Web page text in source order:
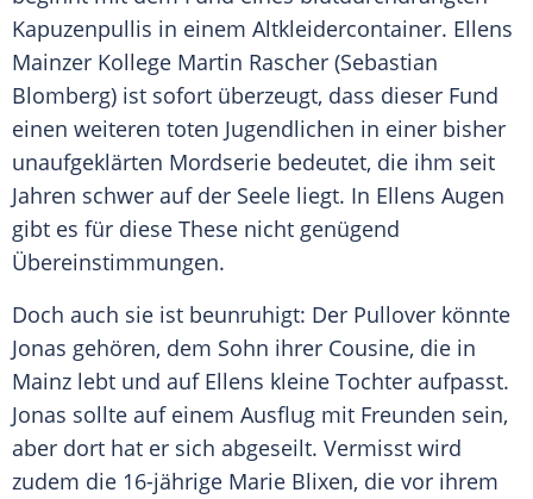
Kapuzenpullis in einem Altkleidercontainer. Ellens
Mainzer Kollege Martin Rascher (Sebastian
Blomberg) ist sofort überzeugt, dass dieser Fund
einen weiteren toten Jugendlichen in einer bisher
unaufgeklärten Mordserie bedeutet, die ihm seit
Jahren schwer auf der Seele liegt. In Ellens Augen
gibt es für diese These nicht genügend
Übereinstimmungen.
Doch auch sie ist beunruhigt: Der Pullover könnte
Jonas gehören, dem Sohn ihrer Cousine, die in
Mainz lebt und auf Ellens kleine Tochter aufpasst.
Jonas sollte auf einem Ausflug mit Freunden sein,
aber dort hat er sich abgeseilt. Vermisst wird
zudem die 16-jährige Marie Blixen, die vor ihrem